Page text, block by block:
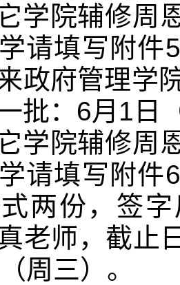
学院辅修周
请填写附件5
政府管理学
批： 6月 1 日
学院辅修周
请填写附件6
两份，签
老师，截止
周三）。